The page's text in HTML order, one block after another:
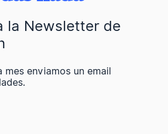
la Newsletter de
enviamos un email